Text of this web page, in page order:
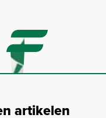
artikelen